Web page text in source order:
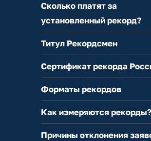
Сколько платят за
установленный рекорд?
Титул Рекордсмен
Сертификат рекорда
Форматы рекордов
Как измеряются рекорды?
Причины отклонения